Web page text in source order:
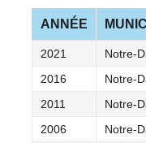
ANNÉE
2021
Notre-
2016
Notre-
2011
Notre-
2006
Notre-